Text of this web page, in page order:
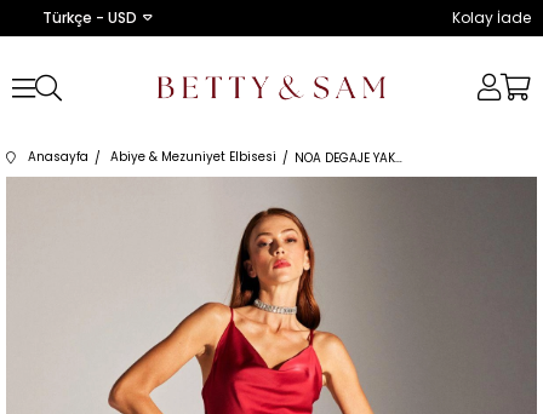
Türkçe - USD Kolay İade
Anasayfa Abiye & Mezuniyet Elbisesi NOA DEGAJE YAKA ASKILI KIRMIZI GECE ELBİSESİ